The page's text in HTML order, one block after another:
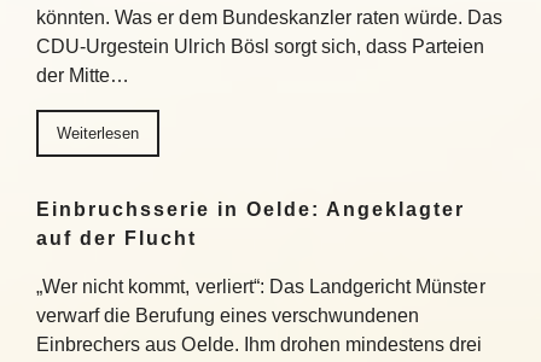
könnten. Was er dem Bundeskanzler raten würde. Das
CDU-Urgestein Ulrich Bösl sorgt sich, dass Parteien
der Mitte…
Weiterlesen
Einbruchsserie in Oelde: Angeklagter
auf der Flucht
„Wer nicht kommt, verliert“: Das Landgericht Münster
verwarf die Berufung eines verschwundenen
Einbrechers aus Oelde. Ihm drohen mindestens drei